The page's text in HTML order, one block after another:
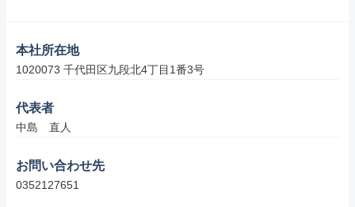
本社所在地
1020073 千代田区九段北4丁目1番3号
代表者
中島　直人
お問い合わせ先
0352127651